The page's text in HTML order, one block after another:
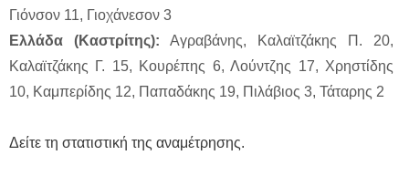
Γιόνσον 11, Γιοχάνεσον 3
Ελλάδα (Καστρίτης): Αγραβάνης, Καλαϊτζάκης Π. 20,
Καλαϊτζάκης Γ. 15, Κουρέπης 6, Λούντζης 17, Χρηστίδης
10, Καμπερίδης 12, Παπαδάκης 19, Πιλάβιος 3, Τάταρης 2
Δείτε τη στατιστική της αναμέτρησης.